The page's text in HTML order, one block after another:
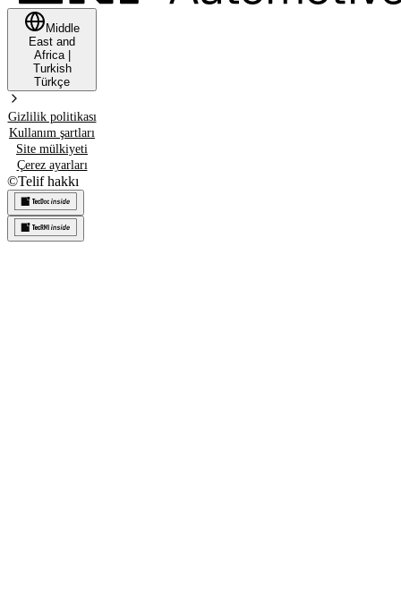
Middle
East and
Africa|
Turkish
Türkçe
Gizlilik politikası
Kullanım şartları
Site mülkiyeti
Çerez ayarları
©Telif hakkı